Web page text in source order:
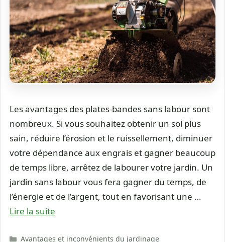
Les avantages des plates-bandes sans labour sont
nombreux. Si vous souhaitez obtenir un sol plus
sain, réduire l’érosion et le ruissellement, diminuer
votre dépendance aux engrais et gagner beaucoup
de temps libre, arrêtez de labourer votre jardin. Un
jardin sans labour vous fera gagner du temps, de
l’énergie et de l’argent, tout en favorisant une …
Lire la suite
Catégories
Avantages et inconvénients du jardinage